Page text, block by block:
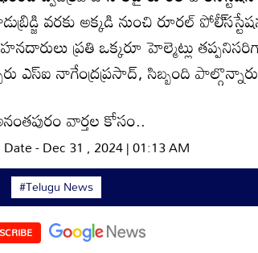
వరకు అక్కడి నుంచి రూరల్‌
ప్రతి ఒక్కరూ హెల్మెట్లు
ఎస్‌ఐ నాగేంద్రప్రసాద్‌, సిబ్బంది
వార్తల కోసం..
- Dec 31 , 2024 | 01:13 AM
#Telugu News